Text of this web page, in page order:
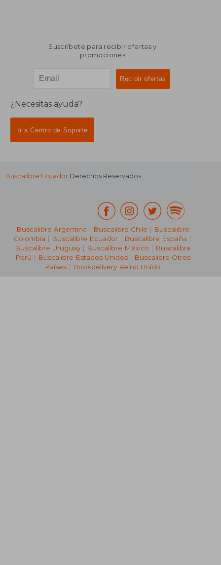
Suscríbete para recibir ofertas y
promociones
¿Necesitas ayuda?
Ir a Centro de Soporte
Buscalibre Ecuador Derechos Reservados.
Buscalibre Argentina | Buscalibre Chile | Buscalibre
Colombia | Buscalibre Ecuador | Buscalibre España |
Buscalibre Uruguay| Buscalibre México | Buscalibre
Perú | Buscalibre Estados Unidos| Buscalibre Otros
Países | Bookdelivery Reino Unido